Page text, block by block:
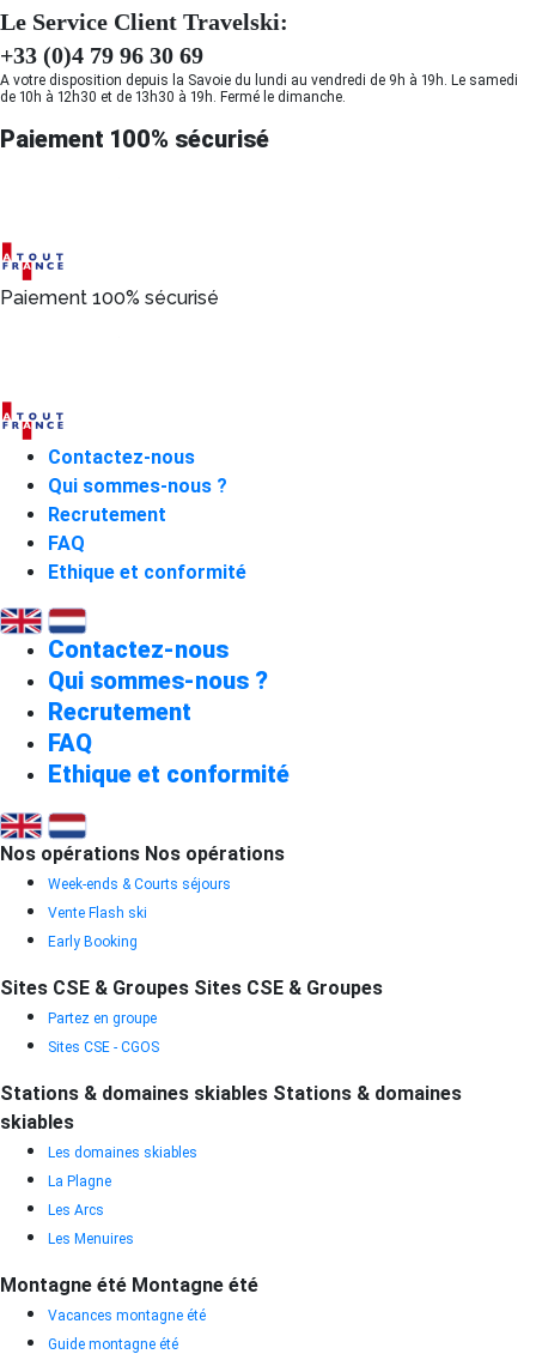
Le Service Client Travelski:
+33 (0)4 79 96 30 69
A votre disposition depuis la Savoie du lundi au vendredi de 9h à 19h. Le samedi
de 10h à 12h30 et de 13h30 à 19h. Fermé le dimanche.
Paiement 100% sécurisé
Paiement 100% sécurisé
Contactez-nous
Qui sommes-nous ?
Recrutement
FAQ
Ethique et conformité
Contactez-nous
Qui sommes-nous ?
Recrutement
FAQ
Ethique et conformité
Nos opérations Nos opérations
Week-ends & Courts séjours
Vente Flash ski
Early Booking
Sites CSE & Groupes Sites CSE & Groupes
Partez en groupe
Sites CSE - CGOS
Stations & domaines skiables Stations & domaines
skiables
Les domaines skiables
La Plagne
Les Arcs
Les Menuires
Montagne été Montagne été
Vacances montagne été
Guide montagne été